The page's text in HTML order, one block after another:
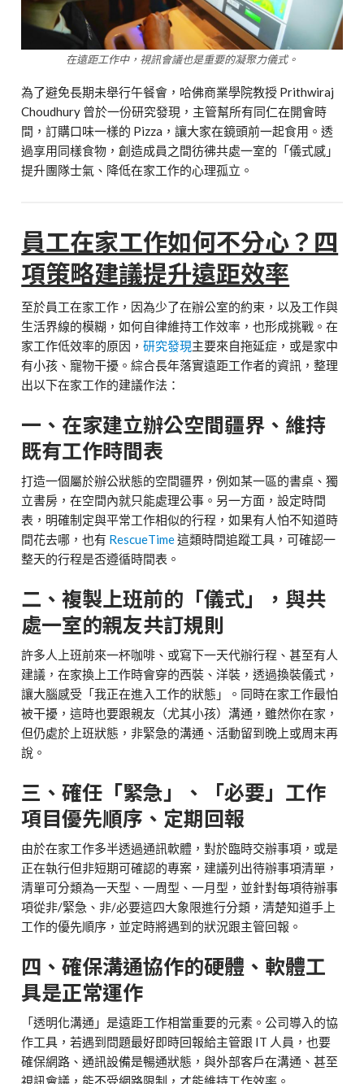
在遠距工作中，視訊會議也是重要的凝聚力儀式。
為了避免長期未舉行午餐會，哈佛商業學院教授 Prithwiraj
Choudhury 曾於一份研究發現，主管幫所有同仁在開會時
間，訂購口味一樣的 Pizza，讓大家在鏡頭前一起食用。透
過享用同樣食物，創造成員之間彷彿共處一室的「儀式感」
提升團隊士氣、降低在家工作的心理孤立。
員工在家工作如何不分心？四
項策略建議提升遠距效率
至於員工在家工作，因為少了在辦公室的約束，以及工作與
生活界線的模糊，如何自律維持工作效率，也形成挑戰。在
家工作低效率的原因，研究發現主要來自拖延症，或是家中
有小孩、寵物干擾。綜合長年落實遠距工作者的資訊，整理
出以下在家工作的建議作法：
一、在家建立辦公空間疆界、維持
既有工作時間表
打造一個屬於辦公狀態的空間疆界，例如某一區的書桌、獨
立書房，在空間內就只能處理公事。另一方面，設定時間
表，明確制定與平常工作相似的行程，如果有人怕不知道時
間花去哪，也有 RescueTime這類時間追蹤工具，可確認一
整天的行程是否遵循時間表。
二、複製上班前的「儀式」，與共
處一室的親友共訂規則
許多人上班前來一杯咖啡、或寫下一天代辦行程、甚至有人
建議，在家換上工作時會穿的西裝、洋裝，透過換裝儀式，
讓大腦感受「我正在進入工作的狀態」。同時在家工作最怕
被干擾，這時也要跟親友（尤其小孩）溝通，雖然你在家，
但仍處於上班狀態，非緊急的溝通、活動留到晚上或周末再
說。
三、確任「緊急」、「必要」工作
項目優先順序、定期回報
由於在家工作多半透過通訊軟體，對於臨時交辦事項，或是
正在執行但非短期可確認的專案，建議列出待辦事項清單，
清單可分類為一天型、一周型、一月型，並針對每項待辦事
項從非/緊急、非/必要這四大象限進行分類，清楚知道手上
工作的優先順序，並定時將遇到的狀況跟主管回報。
四、確保溝通協作的硬體、軟體工
具是正常運作
「透明化溝通」是遠距工作相當重要的元素。公司導入的協
作工具，若遇到問題最好即時回報給主管跟 IT 人員，也要
確保網路、通訊設備是暢通狀態，與外部客戶在溝通、甚至
視訊會議，能不受網路限制，才能維持工作效率。